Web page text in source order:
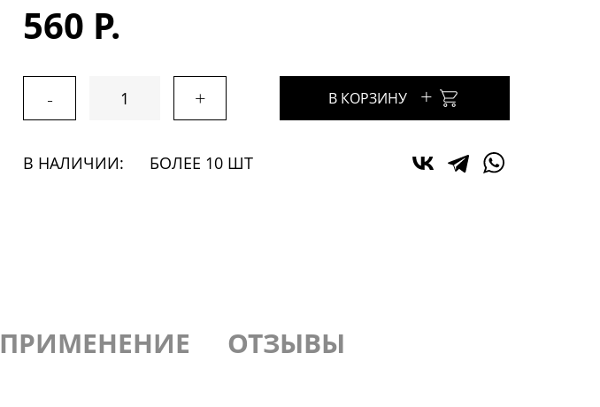
560 Р.
- + В КОРЗИНУ +
В НАЛИЧИИ: БОЛЕЕ 10 ШТ
ПРИМЕНЕНИЕ ОТЗЫВЫ